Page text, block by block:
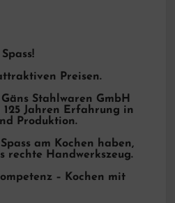
Preisen.
Stahlwaren GmbH
Jahren Erfahrung in
Produktion.
am Kochen haben,
rechte Handwerkszeug.
– Kochen mit